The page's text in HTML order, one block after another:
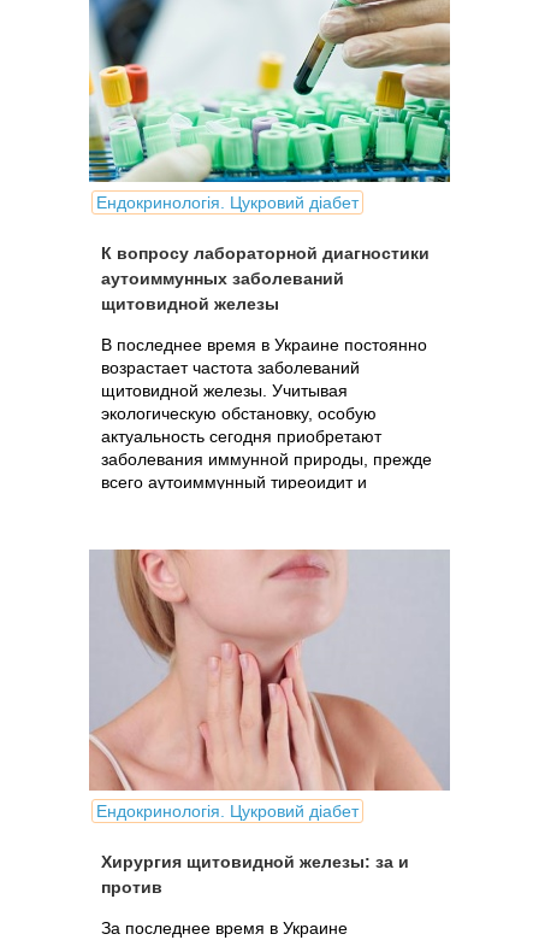
Ендокринологія. Цукровий діабет
К вопросу лабораторной диагностики
аутоиммунных заболеваний
щитовидной железы
В последнее время в Украине постоянно
возрастает частота заболеваний
щитовидной железы. Учитывая
экологическую обстановку, особую
актуальность сегодня приобретают
заболевания иммунной природы, прежде
всего аутоиммунный тиреоидит и
Ендокринологія. Цукровий діабет
Хирургия щитовидной железы: за и
против
За последнее время в Украине